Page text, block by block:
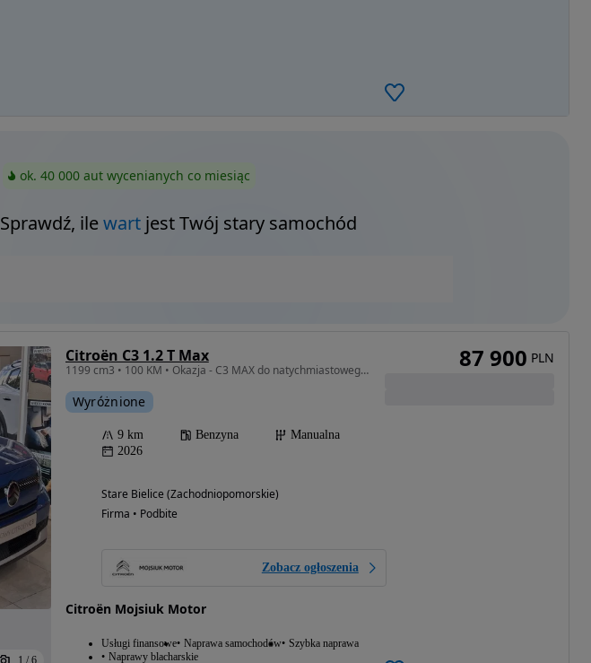
ok. 40 000 aut wycenianych co miesiąc
Sprawdź, ilewartjest Twój stary samochód
1 / 6
Citroën C3 1.2 T Max
1199 cm3 • 100 KM • Okazja - C3 MAX do natychmiastowego odbioru
Wyróżnione
9 km Benzyna
Manualna
2026
Stare Bielice (Zachodniopomorskie)
Firma • Podbite
Zobacz ogłoszenia
Citroën Mojsiuk Motor
Usługi finansowe Naprawa samochodów Szybka naprawa
Naprawy blacharskie
87 900 PLN